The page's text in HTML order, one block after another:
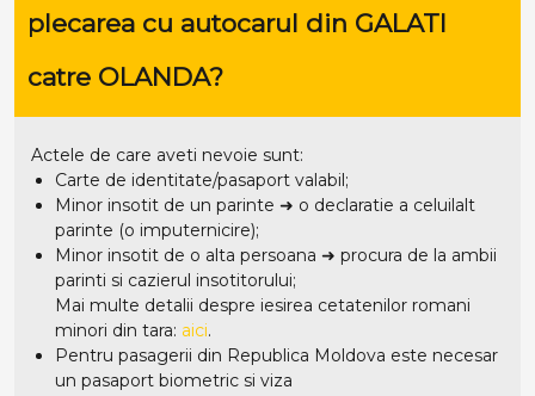
plecarea cu autocarul din GALATI
catre OLANDA?
Actele de care aveti nevoie sunt:
Carte de identitate/pasaport valabil;
Minor insotit de un parinte ➜ o declaratie a celuilalt
parinte (o imputernicire);
Minor insotit de o alta persoana ➜ procura de la ambii
parinti si cazierul insotitorului;
Mai multe detalii despre iesirea cetatenilor romani
minori din tara: aici.
Pentru pasagerii din Republica Moldova este necesar
un pasaport biometric si viza